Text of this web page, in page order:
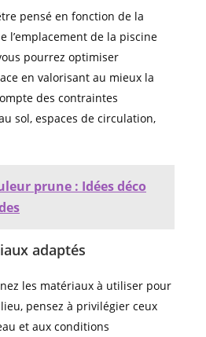
pensé en fonction de la
l’emplacement de la piscine
pourrez optimiser
en valorisant au mieux la
des contraintes
sol, espaces de circulation,
prune : Idées déco
adaptés
les matériaux à utiliser pour
pensez à privilégier ceux
et aux conditions